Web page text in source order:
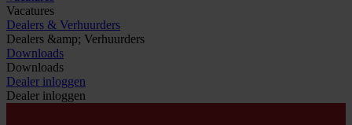
Vacatures
Dealers & Verhuurders
Dealers &amp; Verhuurders
Downloads
Downloads
Dealer inloggen
Dealer inloggen